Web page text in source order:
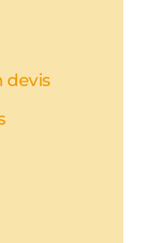
devis